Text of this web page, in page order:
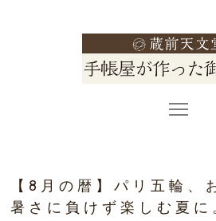
【8月の暦】パリ五輪、
暑さに負けず楽しむ夏に